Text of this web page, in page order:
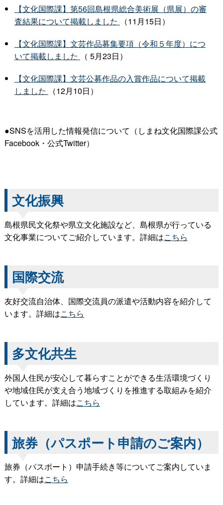
【文化国際課】第56回島根県総合美術展（県展）の審
査結果について掲載しました
（11月15日）
【文化国際課】文芸作品募集要項（令和５年度）につ
いて掲載しました
（ 5月23日）
【文化国際課】文芸公募作品の入賞作品について掲載
しました
（12月10日）
●SNSを活用した情報発信について（しまね文化国際課公式
Facebook・公式Twitter）
文化振興
島根県民文化祭や県立文化施設など、島根県が行っている
文化事業についてご紹介しています。詳細はこちら
国際交流
友好交流自治体、国際交流員の派遣や活動内容を紹介して
います。詳細はこちら
多文化共生
外国人住民が安心して暮らすことができる生活環境づくり
や地域住民が支え合う地域づくりを推進する取組みを紹介
しています。詳細はこちら
旅券（パスポート申請のご案内）
旅券（パスポート）申請手続き等についてご案内していま
す。詳細はこちら